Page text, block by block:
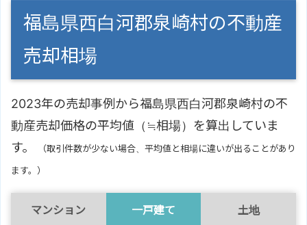
福島県西白河郡泉崎村の不動産
売却相場
2023年の売却事例から福島県西白河郡泉崎村の不
動産売却価格の平均値（≒相場）を算出していま
す。
（取引件数が少ない場合、平均値と相場に違いが出ることがあり
ます。）
マンション 一戸建て 土地